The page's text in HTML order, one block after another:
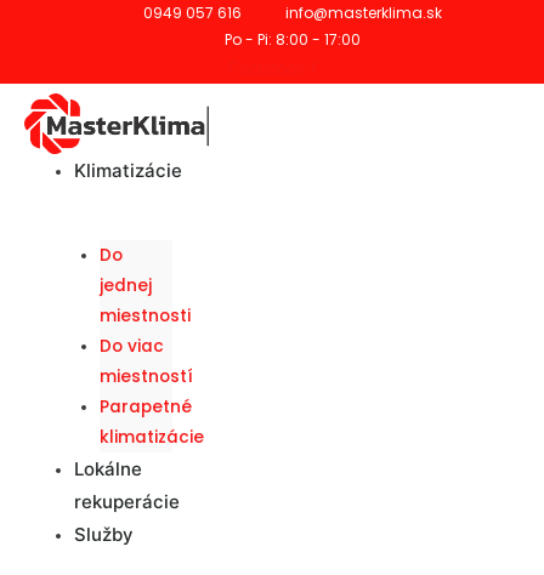
0949 057 616
info@masterklima.sk
Po - Pi: 8:00 - 17:00
Klimatizácie
Do
jednej
miestnosti
Do viac
miestností
Parapetné
klimatizácie
Lokálne
rekuperácie
Služby